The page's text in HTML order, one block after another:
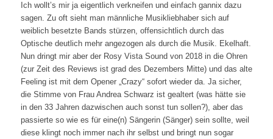
Ich wollt’s mir ja eigentlich verkneifen und einfach gannix dazu
sagen. Zu oft sieht man männliche Musikliebhaber sich auf
weiblich besetzte Bands stürzen, offensichtlich durch das
Optische deutlich mehr angezogen als durch die Musik. Ekelhaft.
Nun dringt mir aber der Rosy Vista Sound von 2018 in die Ohren
(zur Zeit des Reviews ist grad des Dezembers Mitte) und das alte
Feeling ist mit dem Opener „Crazy“ sofort wieder da. Ja sicher,
die Stimme von Frau Andrea Schwarz ist gealtert (was hätte sie
in den 33 Jahren dazwischen auch sonst tun sollen?), aber das
passierte so wie es für eine(n) Sängerin (Sänger) sein sollte, weil
diese klingt noch immer nach ihr selbst und bringt nun sogar